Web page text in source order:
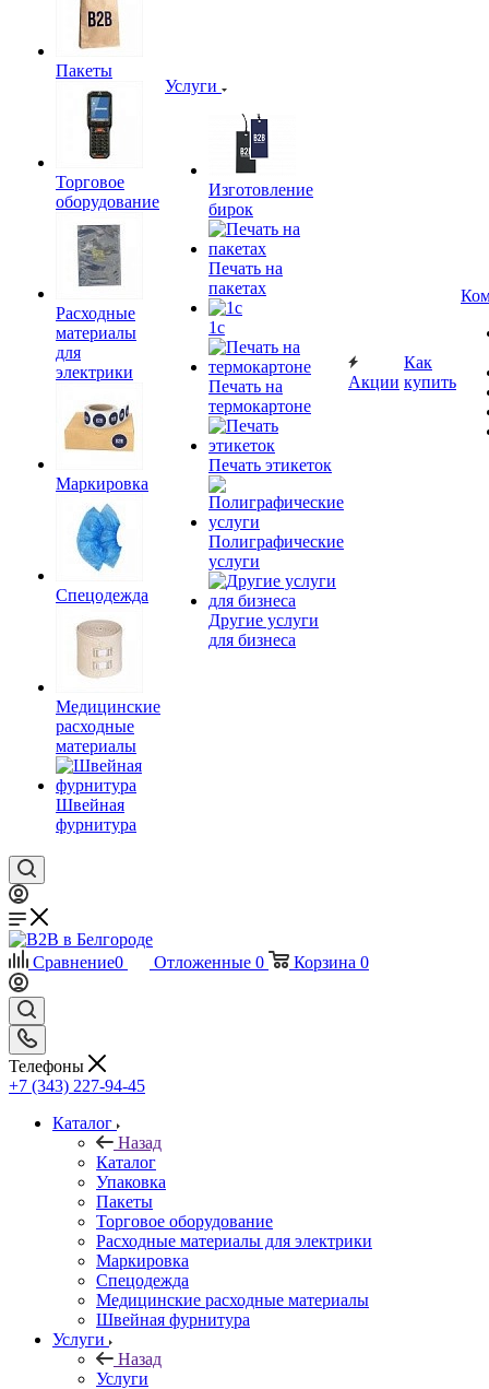
Пакеты
Торговое
оборудование
Расходные
материалы
для
электрики
Маркировка
Спецодежда
Медицинские
расходные
материалы
Швейная
фурнитура
Услуги
Изготовление
бирок
Печать на
пакетах
1c
Печать на
термокартоне
Печать этикеток
Полиграфические
услуги
Другие услуги
для бизнеса
Акции
Как
купить
Сравнение0 Отложенные 0 Корзина 0
Телефоны
+7 (343) 227-94-45
Каталог
Назад
Каталог
Упаковка
Пакеты
Торговое оборудование
Расходные материалы для электрики
Маркировка
Спецодежда
Медицинские расходные материалы
Швейная фурнитура
Услуги
Назад
Услуги